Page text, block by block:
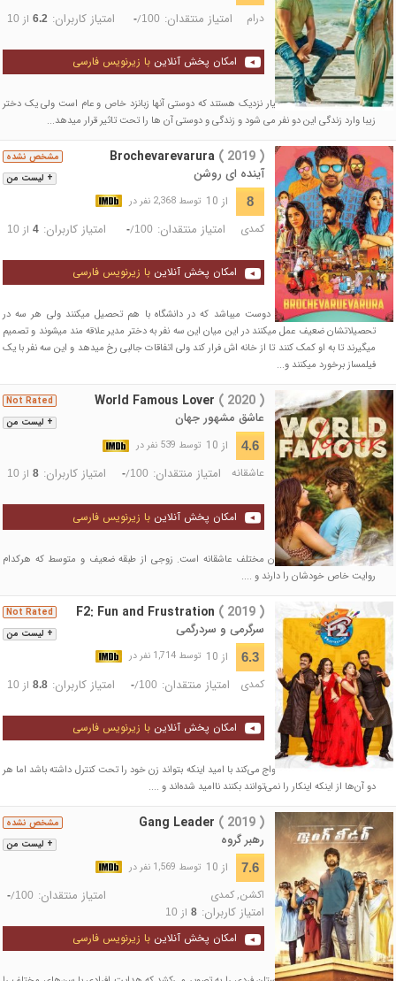
درام امتیاز منتقدان: -/100 امتیاز کاربران: 6.2از 10
امکان پخش آنلاین با زیرنویس فارسی
آبهی و واسو دو دوست بسیار نزدیک هستند که دوستی آنها زبانزد خاص و عام است ولی یک دختر
زیبا وارد زندگی این دو نفر می شود و زندگی و دوستی آن ها را تحت تاثیر قرار میدهد...
+ لیست من
مشخص نشده Brochevarevarura ( 2019 )
آینده ای روشن
8 از 10 توسط 2,368 نفر در
کمدی امتیاز منتقدان: -/100 امتیاز کاربران: 4از 10
امکان پخش آنلاین با زیرنویس فارسی
داستان فیلم درباره ی سه دوست میباشد که در دانشگاه با هم تحصیل میکنند ولی هر سه در
تحصیلاتشان ضعیف عمل میکنند در این میان این سه نفر به دختر مدیر علاقه مند میشوند و تصمیم
میگیرند تا به او کمک کنند تا از خانه اش فرار کند ولی اتفاقات جالبی رخ میدهد و این سه نفر با یک
فیلمساز برخورد میکنند و...
+ لیست من
Not Rated World Famous Lover ( 2020 )
عاشق مشهور جهان
4.6 از 10 توسط 539 نفر در
عاشقانه امتیاز منتقدان: -/100 امتیاز کاربران: 8از 10
امکان پخش آنلاین با زیرنویس فارسی
فیلم ترکیبی از چهار داستان مختلف عاشقانه است. زوجی از طبقه ضعیف و متوسط که هرکدام
روایت خاص خودشان را دارند و ....
+ لیست من
Not Rated F2: Fun and Frustration ( 2019 )
سرگرمی و سردرگمی
6.3 از 10 توسط 1,714 نفر در
کمدی امتیاز منتقدان: -/100 امتیاز کاربران: 8.8از 10
امکان پخش آنلاین با زیرنویس فارسی
پس از ونکی، وارون نیز ازدواج می‌کند با امید اینکه بتواند زن خود را تحت کنترل داشته باشد اما هر
دو آن‌ها از اینکه اینکار را نمی‌توانند بکنند ناامید شده‌اند و ....
+ لیست من
مشخص نشده Gang Leader ( 2019 )
رهبر گروه
7.6 از 10 توسط 1,569 نفر در
اکشن,کمدی امتیاز منتقدان: -/100
امتیاز کاربران: 8از 10
امکان پخش آنلاین با زیرنویس فارسی